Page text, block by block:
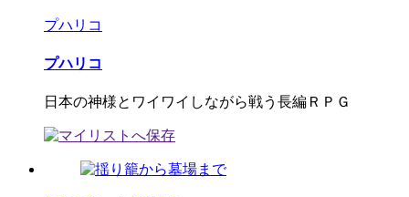
プハリコ
プハリコ
日本の神様とワイワイしながら戦う長編ＲＰＧ